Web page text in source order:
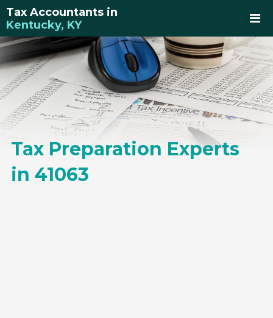
Tax Accountants in
Kentucky, KY
Tax Preparation Experts
in 41063